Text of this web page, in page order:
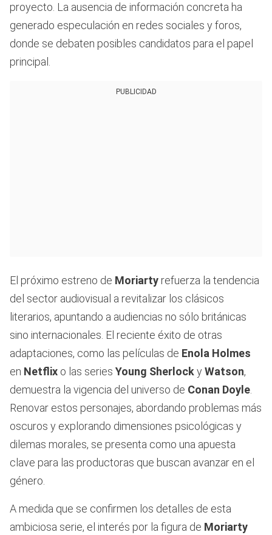
proyecto. La ausencia de información concreta ha
generado especulación en redes sociales y foros,
donde se debaten posibles candidatos para el papel
principal.
PUBLICIDAD
El próximo estreno de Moriarty refuerza la tendencia
del sector audiovisual a revitalizar los clásicos
literarios, apuntando a audiencias no sólo británicas
sino internacionales. El reciente éxito de otras
adaptaciones, como las películas de Enola Holmes
en Netflix o las series Young SherlockyWatson,
demuestra la vigencia del universo de Conan Doyle
Renovar estos personajes, abordando problemas más
oscuros y explorando dimensiones psicológicas y
dilemas morales, se presenta como una apuesta
clave para las productoras que buscan avanzar en el
género.
A medida que se confirmen los detalles de esta
ambiciosa serie, el interés por la figura de Moriarty